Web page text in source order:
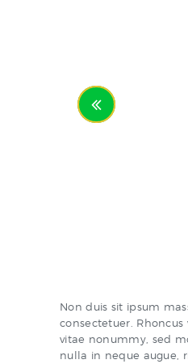
Non duis sit ipsum
consectetuer.
vitae nonummy, sed
nulla in neque augue,